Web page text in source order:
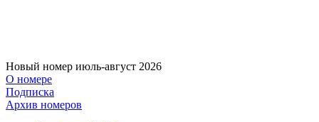
Новый номер июль-август 2026
О номере
Подписка
Архив номеров